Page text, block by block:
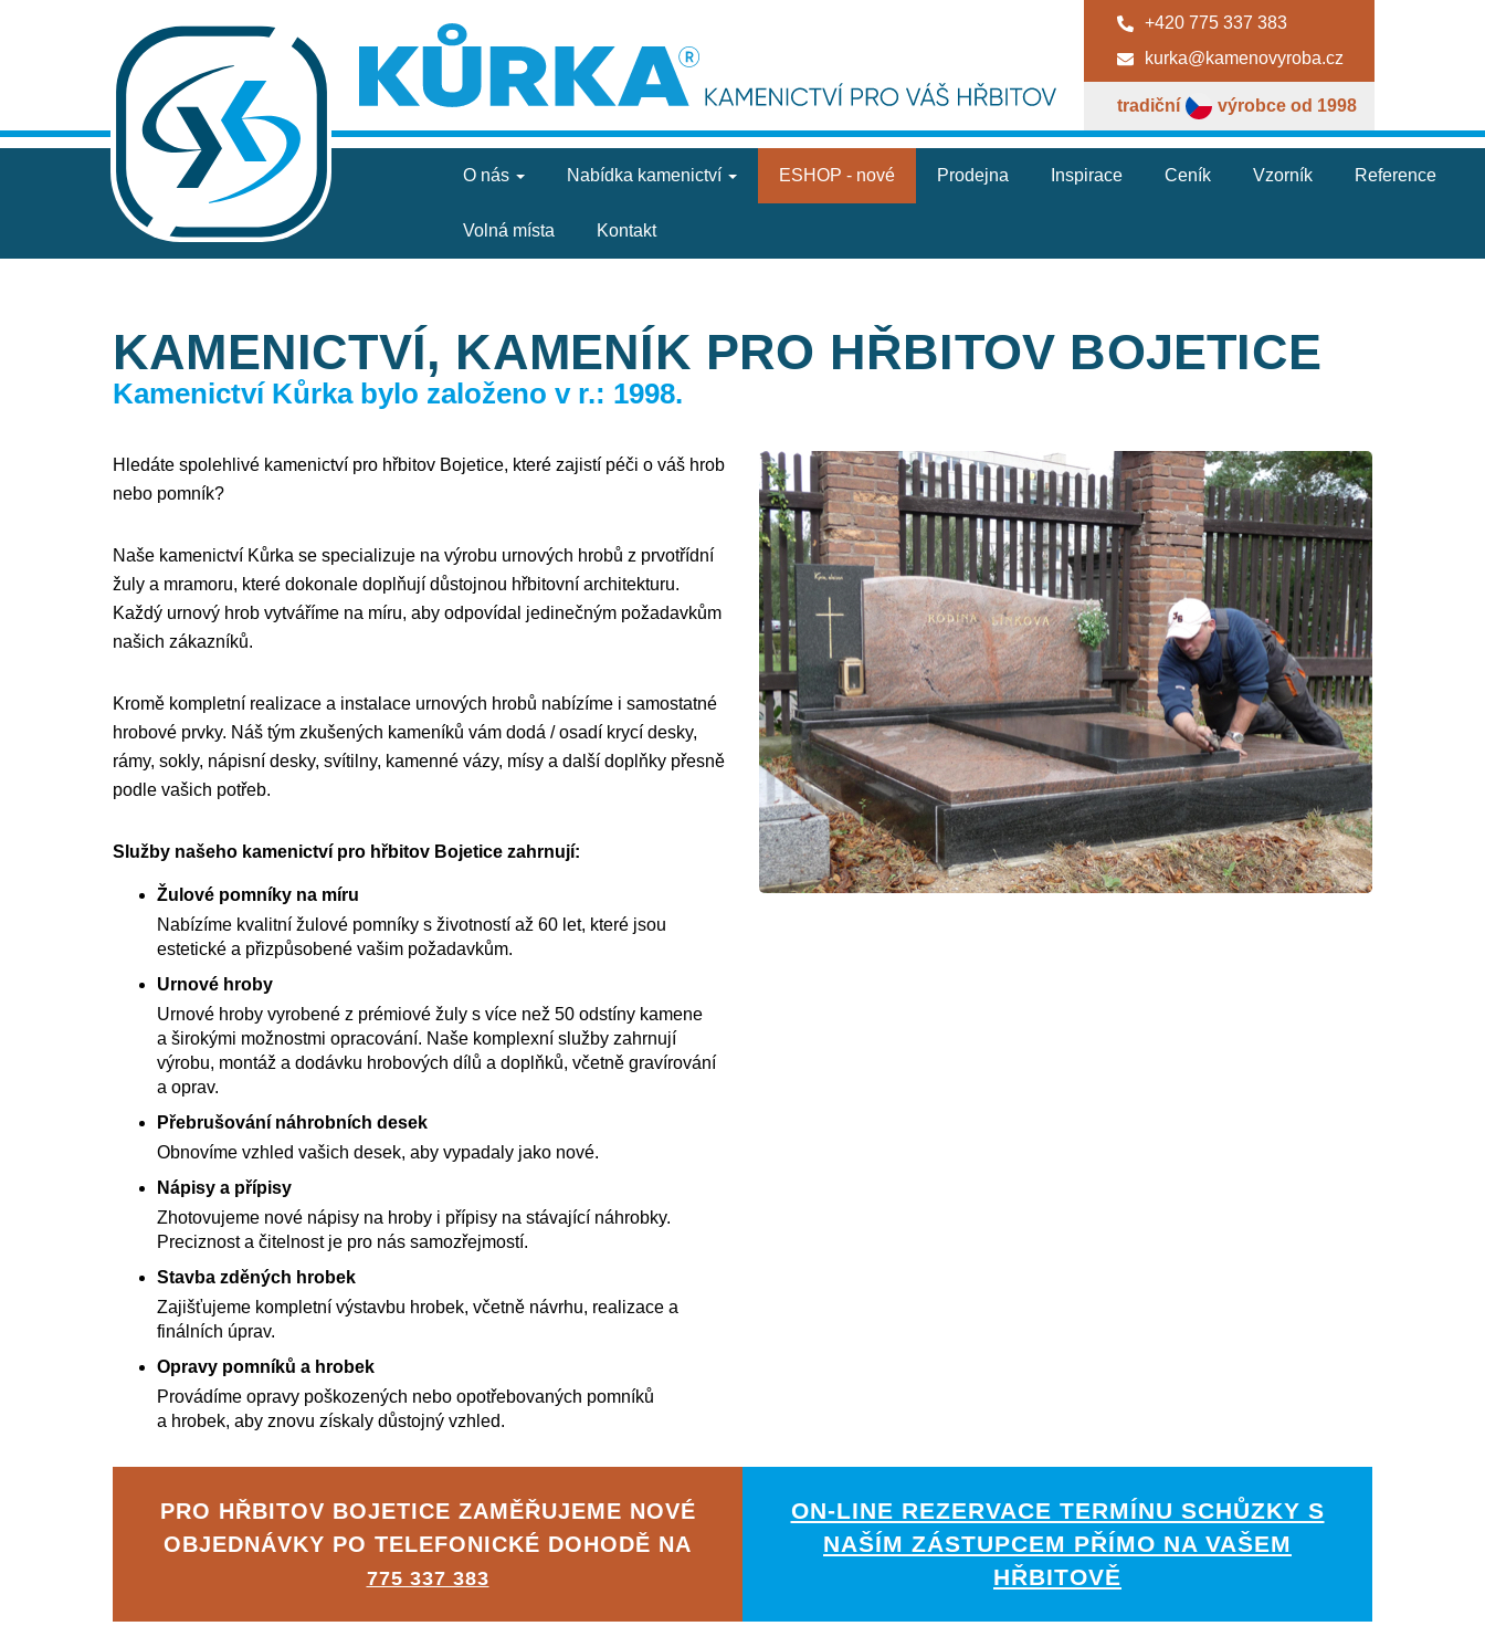
+420 775 337 383
kurka@kamenovyroba.cz
tradiční výrobce od 1998
O nás Nabídka kamenictví ESHOP - nové Prodejna Inspirace Ceník Vzorník Reference
Volná místa Kontakt
KAMENICTVÍ, KAMENÍK PRO HŘBITOV BOJETICE
Kamenictví Kůrka bylo založeno v r.: 1998.
Hledáte spolehlivé kamenictví pro hřbitov Bojetice, které zajistí péči o váš hrob
nebo pomník?
Naše kamenictví Kůrka se specializuje na výrobu urnových hrobů z prvotřídní
žuly a mramoru, které dokonale doplňují důstojnou hřbitovní architekturu.
Každý urnový hrob vytváříme na míru, aby odpovídal jedinečným požadavkům
našich zákazníků.
Kromě kompletní realizace a instalace urnových hrobů nabízíme i samostatné
hrobové prvky. Náš tým zkušených kameníků vám dodá / osadí krycí desky,
rámy, sokly, nápisní desky, svítilny, kamenné vázy, mísy a další doplňky přesně
podle vašich potřeb.
Služby našeho kamenictví pro hřbitov Bojetice zahrnují:
Žulové pomníky na míru
Nabízíme kvalitní žulové pomníky s životností až 60 let, které jsou
estetické a přizpůsobené vašim požadavkům.
Urnové hroby
Urnové hroby vyrobené z prémiové žuly s více než 50 odstíny kamene
a širokými možnostmi opracování. Naše komplexní služby zahrnují
výrobu, montáž a dodávku hrobových dílů a doplňků, včetně gravírování
a oprav.
Přebrušování náhrobních desek
Obnovíme vzhled vašich desek, aby vypadaly jako nové.
Nápisy a přípisy
Zhotovujeme nové nápisy na hroby i přípisy na stávající náhrobky.
Preciznost a čitelnost je pro nás samozřejmostí.
Stavba zděných hrobek
Zajišťujeme kompletní výstavbu hrobek, včetně návrhu, realizace a
finálních úprav.
Opravy pomníků a hrobek
Provádíme opravy poškozených nebo opotřebovaných pomníků
a hrobek, aby znovu získaly důstojný vzhled.
PRO HŘBITOV BOJETICE ZAMĚŘUJEME NOVÉ
OBJEDNÁVKY PO TELEFONICKÉ DOHODĚ NA
775 337 383
ON-LINE REZERVACE TERMÍNU SCHŮZKY S
NAŠÍM ZÁSTUPCEM PŘÍMO NA VAŠEM
HŘBITOVĚ